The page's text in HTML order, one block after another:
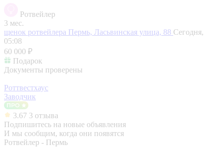
Ротвейлер
3 мес.
щенок ротвейлера Пермь, Ласьвинская улица, 88 Сегодня,
05:08
60 000 ₽
Подарок
Документы проверены
Роттвестхаус
Заводчик
3.67 3 отзыва
Подпишитесь на новые объявления
И мы сообщим, когда они появятся
Ротвейлер - Пермь